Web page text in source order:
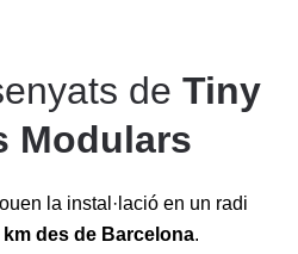
de Tiny
Modulars
la instal·lació en un radi
km des de Barcelona.